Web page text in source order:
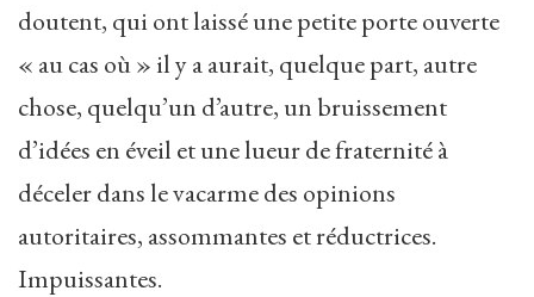
doutent, qui ont laissé une petite porte ouverte
« au cas où » il y a aurait, quelque part, autre
chose, quelqu’un d’autre, un bruissement
d’idées en éveil et une lueur de fraternité à
déceler dans le vacarme des opinions
autoritaires, assommantes et réductrices.
Impuissantes.